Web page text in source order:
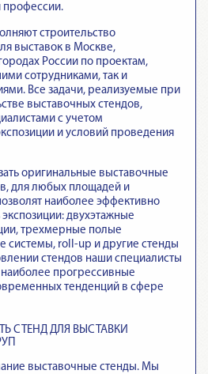
профессии.
строительство
выставок в Москве,
России по проектам,
сотрудниками, так и
Все задачи, реализуемые при
выставочных стендов,
с учетом
и условий проведения
оригинальные выставочные
для любых площадей и
наиболее эффективно
двухэтажные
трехмерные полые
системы, roll-up и другие стенды
стендов наши специалисты
прогрессивные
тенденций в сфере
СТЕНД ДЛЯ ВЫСТАВКИ
выставочные стенды. Мы